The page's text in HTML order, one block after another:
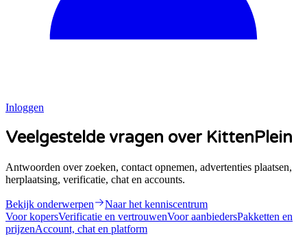
Inloggen
Veelgestelde vragen over KittenPlein
Antwoorden over zoeken, contact opnemen, advertenties plaatsen,
herplaatsing, verificatie, chat en accounts.
Bekijk onderwerpen
Naar het kenniscentrum
Voor kopersVerificatie en vertrouwenVoor aanbiedersPakketten en
prijzenAccount, chat en platform